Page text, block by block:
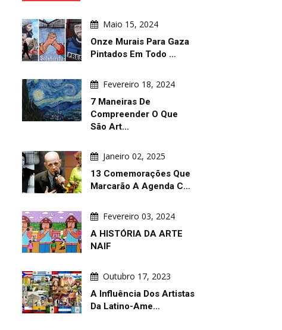
Maio 15, 2024
Onze Murais Para Gaza
Pintados Em Todo …
Fevereiro 18, 2024
7 Maneiras De
Compreender O Que
São Art…
Janeiro 02, 2025
13 Comemorações Que
Marcarão A Agenda C…
Fevereiro 03, 2024
A HISTÓRIA DA ARTE
NAIF
Outubro 17, 2023
A Influência Dos Artistas
Da Latino-Ame…